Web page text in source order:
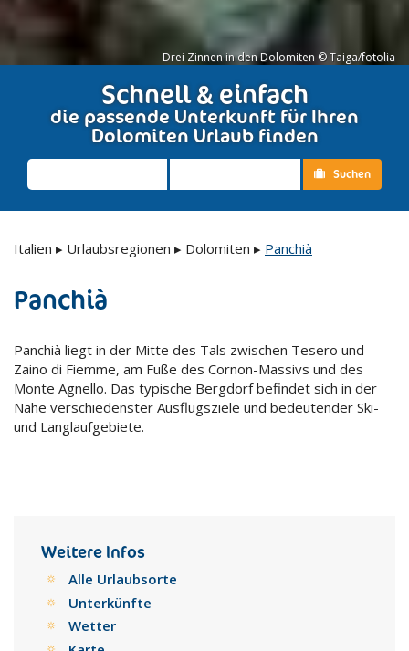
Drei Zinnen in den Dolomiten © Taiga/fotolia
Schnell & einfach
die passende Unterkunft für Ihren
Dolomiten Urlaub finden
Suchen
Italien ▸ Urlaubsregionen ▸ Dolomiten ▸ Panchià
Panchià
Panchià liegt in der Mitte des Tals zwischen Tesero und
Zaino di Fiemme, am Fuße des Cornon-Massivs und des
Monte Agnello. Das typische Bergdorf befindet sich in der
Nähe verschiedenster Ausflugsziele und bedeutender Ski-
und Langlaufgebiete.
Weitere Infos
Alle Urlaubsorte
Unterkünfte
Wetter